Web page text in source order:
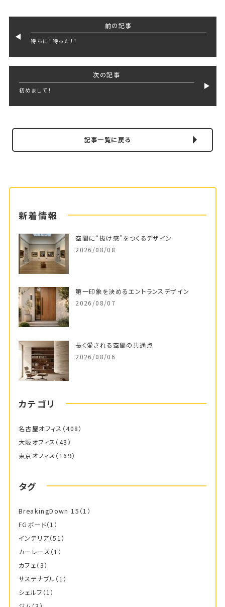
前の記事
待ちに！待った！！
次の記事
初めまして！
記事一覧に戻る
新着情報
空間に“抜け感”をつくるデザイン
2026/08/08
第一印象を決めるエントランスデザイン
2026/08/07
長く愛される空間の共通点
2026/08/06
カテゴリ
名古屋オフィス （408）
大阪オフィス （43）
東京オフィス （169）
タグ
BreakingDown 15 （1）
FGボード（1）
インテリア（51）
カーレース （1）
カフェ（3）
サステナブル （1）
シェルフ （1）